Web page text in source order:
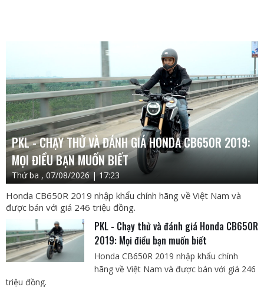
PKL - CHẠY THỬ VÀ ĐÁNH GIÁ HONDA CB650R 2019:
MỌI ĐIỀU BẠN MUỐN BIẾT
Thứ ba , 07/08/2026 | 17:23
Honda CB650R 2019 nhập khẩu chính hãng về Việt Nam và
được bán với giá 246 triệu đồng.
PKL - Chạy thử và đánh giá Honda CB650R
2019: Mọi điều bạn muốn biết
Honda CB650R 2019 nhập khẩu chính
hãng về Việt Nam và được bán với giá 246
triệu đồng.